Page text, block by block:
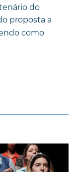
do
proposta a
como